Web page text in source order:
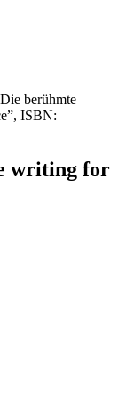
berühmte
ISBN:
writing for